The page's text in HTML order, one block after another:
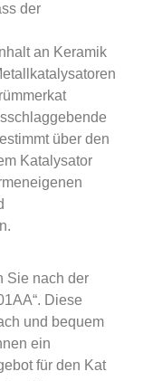
der
an Keramik
über den
Katalysator
Sie nach der
Diese
und bequem
ein
für den Kat